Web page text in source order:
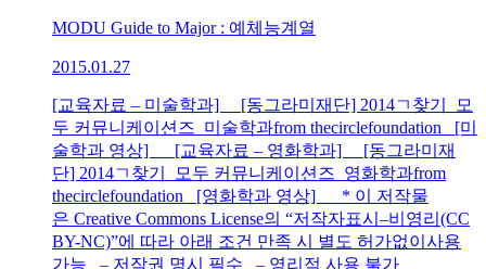
MODU Guide to Major : 예체능계열
2015.01.27
[교육자료 – 미술학과] [동그라미재단] 2014ㄱ찾기_모
두 커뮤니케이션즈_미술학과from thecirclefoundation [미
술학과 영상] [교육자료 – 영화학과] [동그라미재
단] 2014ㄱ찾기_모두 커뮤니케이션즈_영화학과from
thecirclefoundation [영화학과 영상] * 이 저작물
은 Creative Commons License의 “저작자표시–비영리(CC
BY-NC)”에 따라 아래 조건 만족 시 별도 허가없이사용
가능 – 저작권 명시 필수 – 영리적 사용 불가